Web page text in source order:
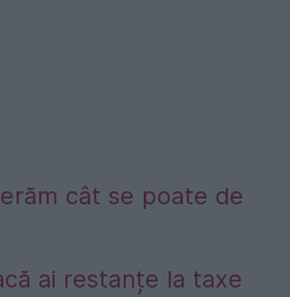
cât se poate de
ai restanțe la taxe